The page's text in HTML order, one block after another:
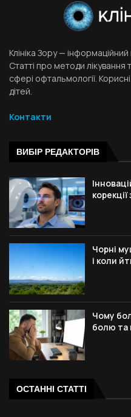
Клініка Зору —
Статті про методи лікування
сфері офтальмології.
дітей.
Контакти
ВИБІР РЕДАКТОРІВ
Чорні
і коли
Чому
болю та
ОСТАННІ СТАТТІ